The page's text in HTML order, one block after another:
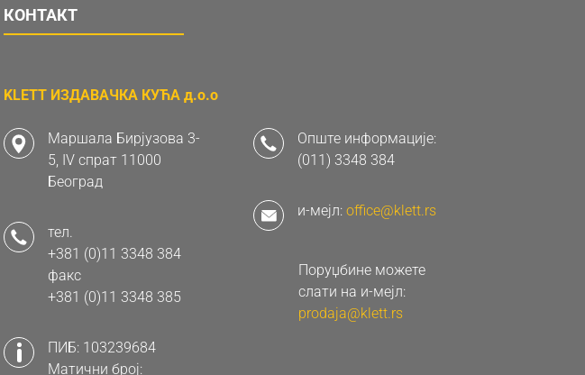
КОНТАКТ
KLETT ИЗДАВАЧКА КУЋА д.о.о
Маршала Бирјузова 3-
5, IV спрат 11000
Београд
тел.
+381 (0)11 3348 384
факс
+381 (0)11 3348 385
ПИБ: 103239684
Матични број:
Опште информације:
(011) 3348 384
и-мејл: office@klett.rs
Поруџбине можете
слати на и-мејл:
prodaja@klett.rs